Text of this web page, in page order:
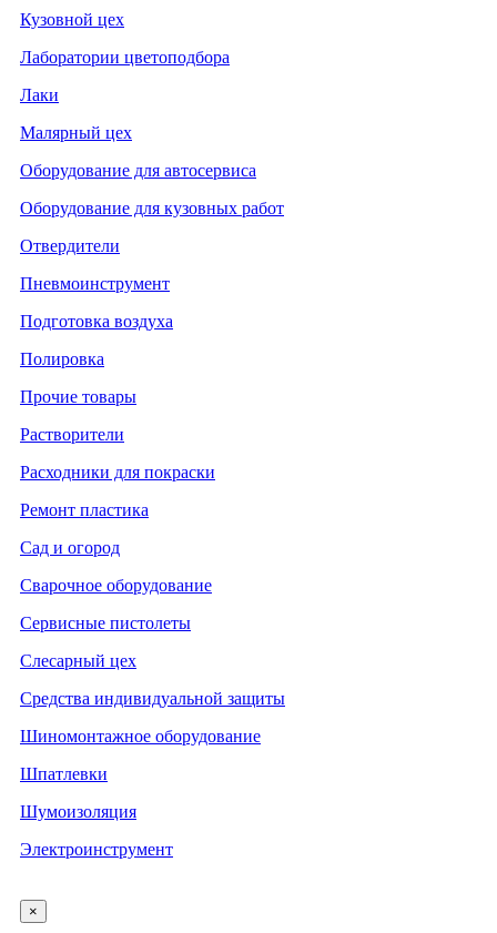
Кузовной цех
Лаборатории цветоподбора
Лаки
Малярный цех
Оборудование для автосервиса
Оборудование для кузовных работ
Отвердители
Пневмоинструмент
Подготовка воздуха
Полировка
Прочие товары
Растворители
Расходники для покраски
Ремонт пластика
Сад и огород
Сварочное оборудование
Сервисные пистолеты
Слесарный цех
Средства индивидуальной защиты
Шиномонтажное оборудование
Шпатлевки
Шумоизоляция
Электроинструмент
×